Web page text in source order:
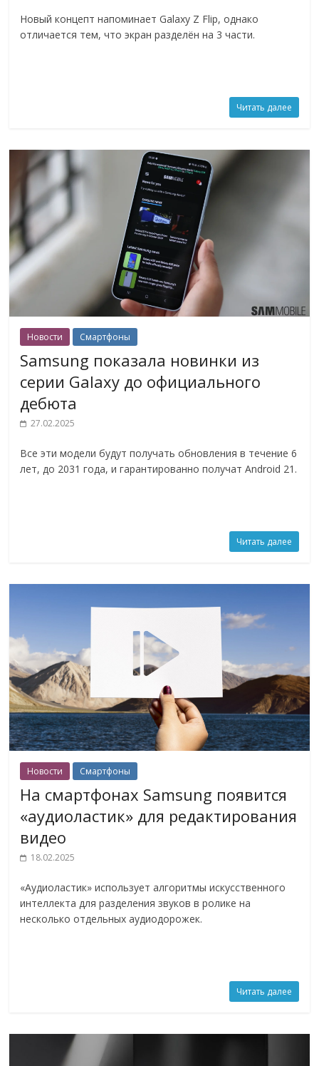
Новый концепт напоминает Galaxy Z Flip, однако
отличается тем, что экран разделён на 3 части.
Читать далее
Новости Смартфоны
Samsung показала новинки из
серии Galaxy до официального
дебюта
27.02.2025
Все эти модели будут получать обновления в течение 6
лет, до 2031 года, и гарантированно получат Android 21.
Читать далее
Новости Смартфоны
На смартфонах Samsung появится
«аудиоластик» для редактирования
видео
18.02.2025
«Аудиоластик» использует алгоритмы искусственного
интеллекта для разделения звуков в ролике на
несколько отдельных аудиодорожек.
Читать далее